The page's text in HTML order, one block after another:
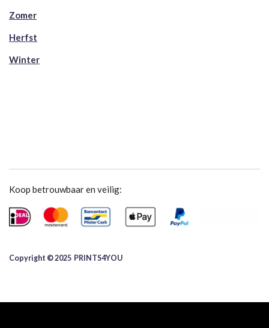
Zomer
Herfst
Winter
Koop betrouwbaar en veilig:
Copyright © 2025 ​PRINTS4YOU